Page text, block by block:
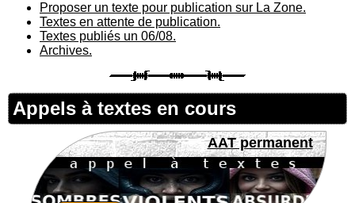
Proposer un texte pour publication sur La Zone.
Textes en attente de publication.
Textes publiés un 06/08.
Archives.
Appels à textes en cours
AAT permanent